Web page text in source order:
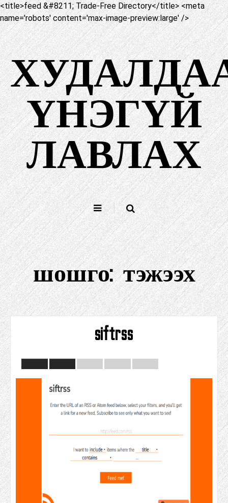
<title>feed &#8211; Trade-Free Directory</title> <meta
name='robots' content='max-image-preview:large' />
Агуулга
руу
алгасах
ҮНЭГҮЙ
ЛАВЛАХ
шошго:тэжээх
siftrss